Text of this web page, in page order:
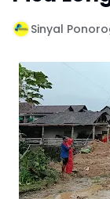
Sinyal